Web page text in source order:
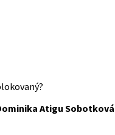
Atigu Sobotková